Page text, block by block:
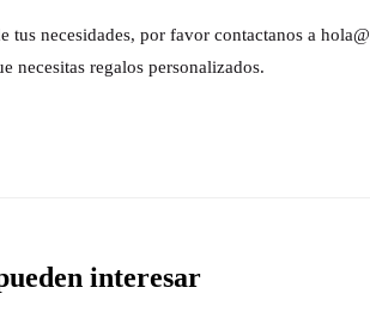
tus necesidades, por favor contactanos a
necesitas regalos personalizados.
interesar